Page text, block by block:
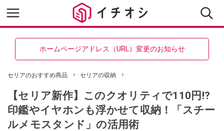
ホームページアドレス（URL）変更のお知らせ
セリアのおすすめ商品 セリアの収納
【セリア新作】このクオリティで110円⁉
印鑑やイヤホンも浮かせて収納！「スチー
ルメモスタンド」の活用術